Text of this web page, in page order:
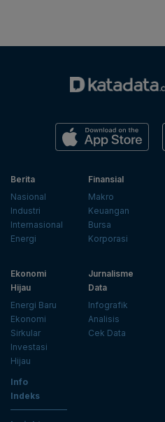
Berita
Nasional
Industri
Internasional
Energi
Finansial
Makro
Keuangan
Bursa
Korporasi
Ekonomi
Hijau
Energi Baru
Ekonomi
Sirkular
Investasi
Hijau
Jurnalisme
Data
Infografik
Analisis
Cek Data
Info
Indeks